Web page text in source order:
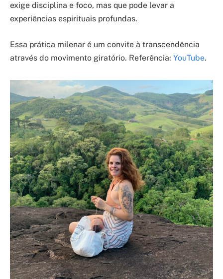
exige disciplina e foco, mas que pode levar a
experiências espirituais profundas.
Essa prática milenar é um convite à transcendência
através do movimento giratório. Referência: YouTube.